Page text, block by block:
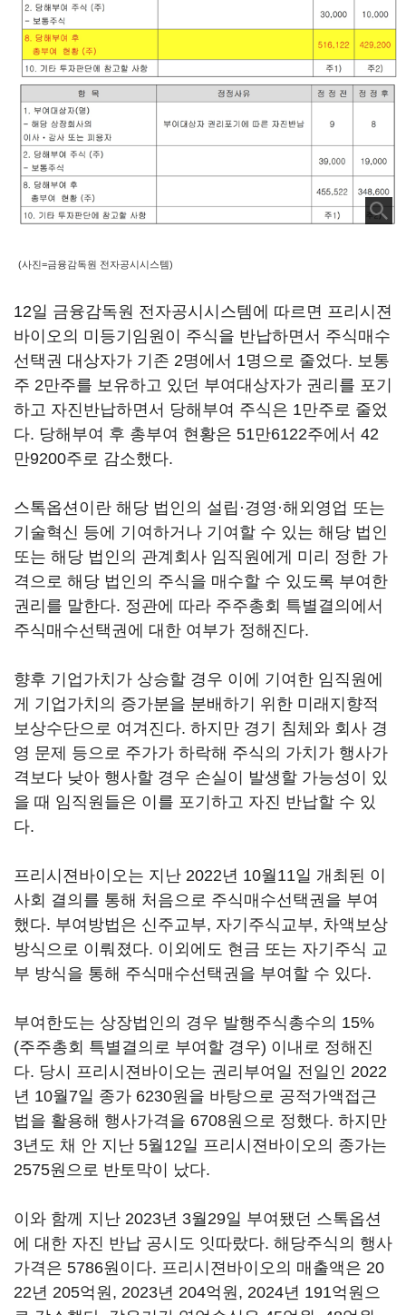
(사진=금융감독원 전자공시시스템)
12일 금융감독원 전자공시시스템에 따르면 프리시젼
바이오의 미등기임원이 주식을 반납하면서 주식매수
선택권 대상자가 기존 2명에서 1명으로 줄었다. 보통
주 2만주를 보유하고 있던 부여대상자가 권리를 포기
하고 자진반납하면서 당해부여 주식은 1만주로 줄었
다. 당해부여 후 총부여 현황은 51만6122주에서 42
만9200주로 감소했다.
스톡옵션이란 해당 법인의 설립·경영·해외영업 또는
기술혁신 등에 기여하거나 기여할 수 있는 해당 법인
또는 해당 법인의 관계회사 임직원에게 미리 정한 가
격으로 해당 법인의 주식을 매수할 수 있도록 부여한
권리를 말한다. 정관에 따라 주주총회 특별결의에서
주식매수선택권에 대한 여부가 정해진다.
향후 기업가치가 상승할 경우 이에 기여한 임직원에
게 기업가치의 증가분을 분배하기 위한 미래지향적
보상수단으로 여겨진다. 하지만 경기 침체와 회사 경
영 문제 등으로 주가가 하락해 주식의 가치가 행사가
격보다 낮아 행사할 경우 손실이 발생할 가능성이 있
을 때 임직원들은 이를 포기하고 자진 반납할 수 있
다.
프리시젼바이오는 지난 2022년 10월11일 개최된 이
사회 결의를 통해 처음으로 주식매수선택권을 부여
했다. 부여방법은 신주교부, 자기주식교부, 차액보상
방식으로 이뤄졌다. 이외에도 현금 또는 자기주식 교
부 방식을 통해 주식매수선택권을 부여할 수 있다.
부여한도는 상장법인의 경우 발행주식총수의 15%
(주주총회 특별결의로 부여할 경우) 이내로 정해진
다. 당시 프리시젼바이오는 권리부여일 전일인 2022
년 10월7일 종가 6230원을 바탕으로 공적가액접근
법을 활용해 행사가격을 6708원으로 정했다. 하지만
3년도 채 안 지난 5월12일 프리시젼바이오의 종가는
2575원으로 반토막이 났다.
이와 함께 지난 2023년 3월29일 부여됐던 스톡옵션
에 대한 자진 반납 공시도 잇따랐다. 해당주식의 행사
가격은 5786원이다. 프리시젼바이오의 매출액은 20
22년 205억원, 2023년 204억원, 2024년 191억원으